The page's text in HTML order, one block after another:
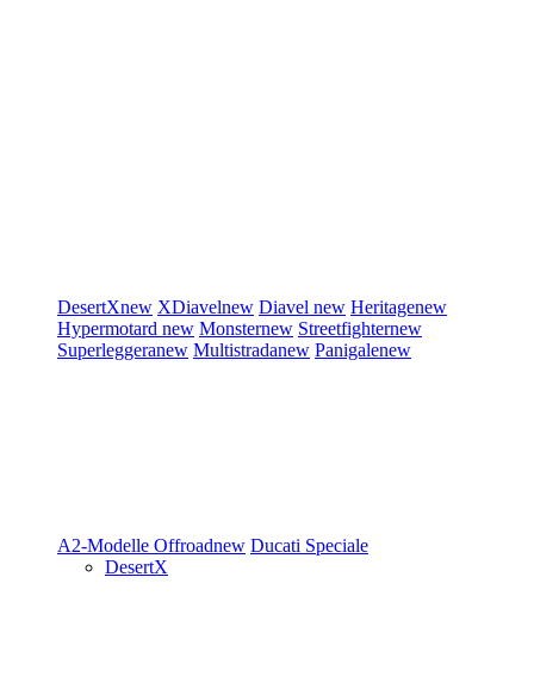
DesertXnew XDiavelnew Diavel new Heritagenew
Hypermotard new Monsternew Streetfighternew
Superleggeranew Multistradanew Panigalenew
A2-Modelle Offroadnew Ducati Speciale
DesertX